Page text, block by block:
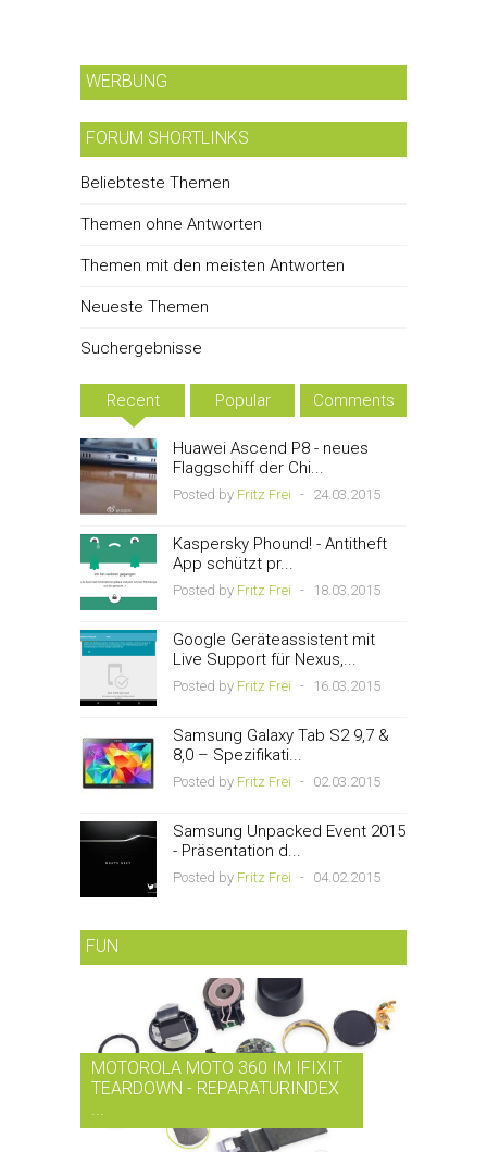
WERBUNG
FORUM SHORTLINKS
Beliebteste Themen
Themen ohne Antworten
Themen mit den meisten Antworten
Neueste Themen
Suchergebnisse
Recent Popular Comments
Huawei Ascend P8 - neues
Flaggschiff der Chi...
Posted by Fritz Frei - 24.03.2015
Kaspersky Phound! - Antitheft
App schützt pr...
Posted by Fritz Frei - 18.03.2015
Google Geräteassistent mit
Live Support für Nexus,...
Posted by Fritz Frei - 16.03.2015
Samsung Galaxy Tab S2 9,7 &
8,0 – Spezifikati...
Posted by Fritz Frei - 02.03.2015
Samsung Unpacked Event 2015
- Präsentation d...
Posted by Fritz Frei - 04.02.2015
FUN
MOTOROLA MOTO 360 IM IFIXIT
TEARDOWN - REPARATURINDEX